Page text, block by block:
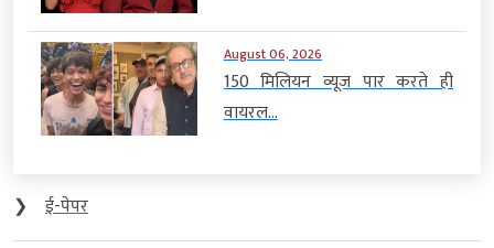
August 06, 2026
150 मिलियन व्यूज पार करते ही
वायरल...
❯
ई-पेपर